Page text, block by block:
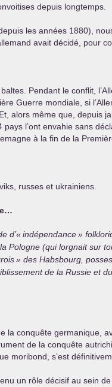
depuis longtemps.
les années 1880),
avait décidé, pour
Pendant le conflit,
Guerre mondiale, si
alors même que,
l’ont envahie sans
à la fin de la
russes et ukrainiens.
d’«indépendance»
Pologne (qui lorgnait sur
» des Habsbourg,
de la Russie et
la conquête germanique,
de la conquête
moribond, s’est
un rôle décisif au sein